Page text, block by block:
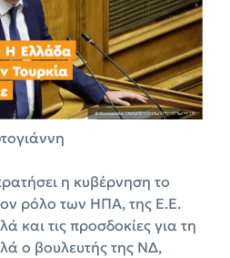
η κυβέρνηση το
ρόλο των ΗΠΑ, της Ε.Ε.
και τις προσδοκίες για τη
ο βουλευτής της ΝΔ,